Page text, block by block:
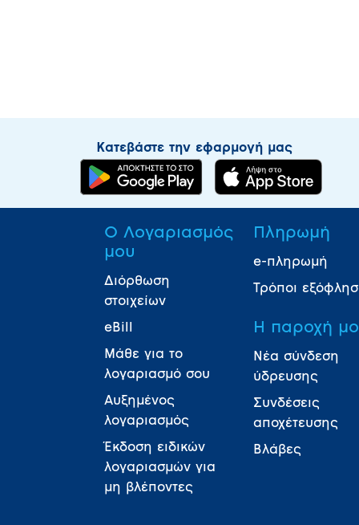
Κατεβάστε την εφαρμογή μας
Ο Λογαριασμός
μου
Διόρθωση
στοιχείων
eBill
Μάθε για το
λογαριασμό σου
Αυξημένος
λογαριασμός
Έκδοση ειδικών
λογαριασμών για
μη βλέποντες
Πληρωμή
e-πληρωμή
Τρόποι
Η παροχή
Νέα σύνδεση
ύδρευσης
Συνδέσεις
αποχέτευσης
Βλάβες